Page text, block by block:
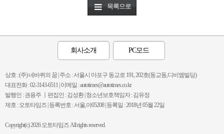
목록으로
회사소개 PC모드
상호 : (주) 네바퀴의 꿈 | 주소 : 서울시 마포구 동교로 191, 202호(동교동,디비엠빌딩)
대표전화 : 02-3143-6511 | 이메일 : autotimes@autotimes.co.kr
발행인 : 권용주 ㅣ편집인 : 김성환 | 청소년보호책임자 : 김유정
제호 : 오토타임즈 | 등록번호 : 서울,아05208 | 등록일 : 2018년 05월 22일
Copyright(c) 2026 오토타임즈 All rights reserved.